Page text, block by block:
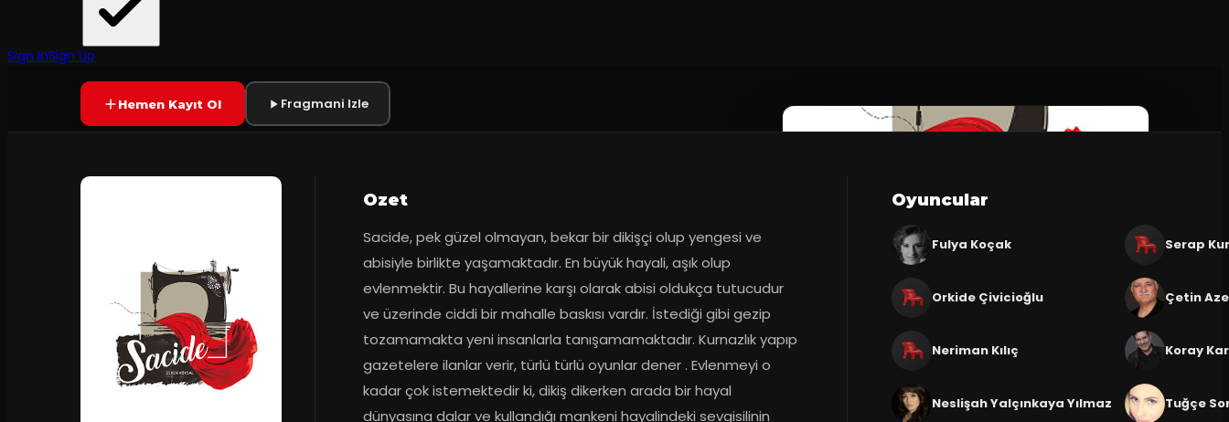
Sign InSign Up
Ankara Devlet Tiyatrosu
SONA ERDI
Hemen Kayıt Ol Fragmani Izle
Ozet
Sacide, pek güzel olmayan, bekar bir dikişçi olup yengesi ve
abisiyle birlikte yaşamaktadır. En büyük hayali, aşık olup
evlenmektir. Bu hayallerine karşı olarak abisi oldukça tutucudur
ve üzerinde ciddi bir mahalle baskısı vardır. İstediği gibi gezip
tozamamakta yeni insanlarla tanışamamaktadır. Kurnazlık yapıp
gazetelere ilanlar verir, türlü türlü oyunlar dener . Evlenmeyi o
kadar çok istemektedir ki, dikiş dikerken arada bir hayal
dünyasına dalar ve kullandığı mankeni hayalindeki sevgisilinin
Oyuncular
Fulya Koçak Serap
Orkide Çivicioğlu Çetin
Neriman Kılıç Koray
Neslişah Yalçınkaya Yılmaz Tuğçe